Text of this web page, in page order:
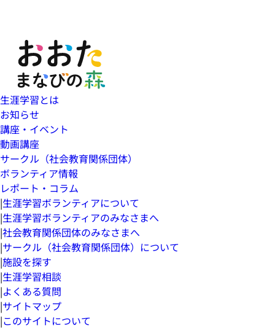
生涯学習とは
お知らせ
講座・イベント
動画講座
サークル（社会教育関係団体）
ボランティア情報
レポート・コラム
|生涯学習ボランティアについて
|生涯学習ボランティアのみなさまへ
|社会教育関係団体のみなさまへ
|サークル（社会教育関係団体）について
|施設を探す
|生涯学習相談
|よくある質問
|サイトマップ
|このサイトについて